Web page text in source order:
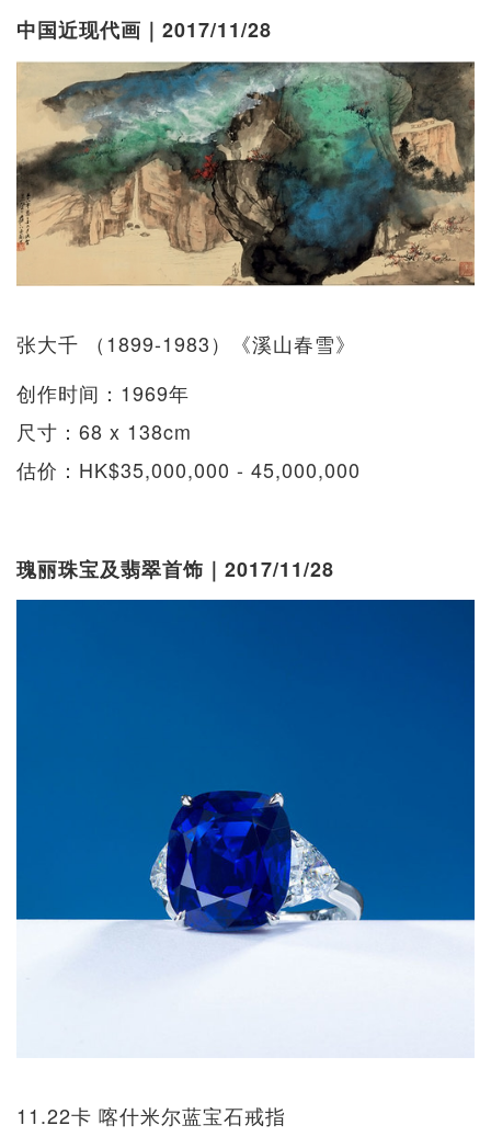
中国近现代画｜2017/11/28
张大千 （1899-1983）《溪山春雪》
创作时间：1969年
尺寸：68 x 138cm
估价：HK$35,000,000 - 45,000,000
瑰丽珠宝及翡翠首饰｜2017/11/28
11.22卡 喀什米尔蓝宝石戒指